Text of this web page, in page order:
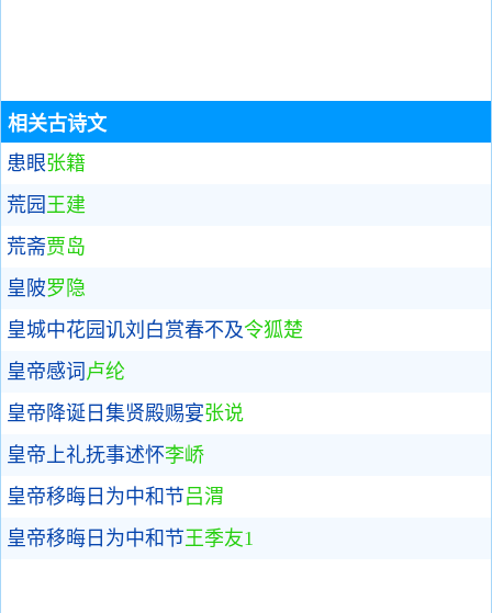
相关古诗文
患眼张籍
荒园 王建
荒斋贾岛
皇陂罗隐
皇城中花园讥刘白赏春不及令狐楚
皇帝感词 卢纶
皇帝降诞日集贤殿赐宴张说
皇帝上礼抚事述怀李峤
皇帝移晦日为中和节吕渭
皇帝移晦日为中和节王季友1